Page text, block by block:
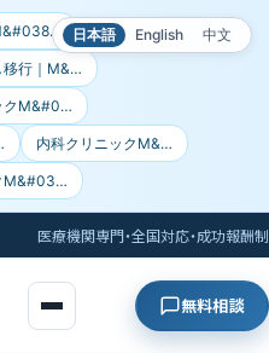
日本語 English 中文
移行｜M&…
クM&#0…
内科クリニックM&…
M&#03…
医療機関専門・全国対応・成功報酬制
無料相談